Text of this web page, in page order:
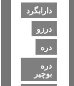
دارابگرد
درزو
دره
دره
بوچیر